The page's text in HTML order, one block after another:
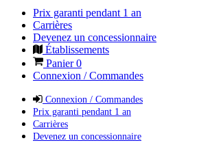
Prix garanti pendant 1 an
Carrières
Devenez un concessionnaire
Établissements
Panier0
Connexion / Commandes
Connexion / Commandes
Prix garanti pendant 1 an
Carrières
Devenez un concessionnaire